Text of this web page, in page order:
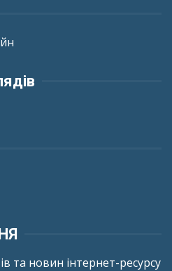
та новин інтернет-ресурсу